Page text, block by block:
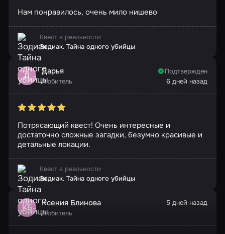
Нам понравилось, очень мило нишево
Квест в реальности
Зодиак. Тайна одного убийцы
Д Дарья
Любитель
Подтвержден
6 дней назад
Потрясающий квест! Очень интересные и
достаточно сложные загадки, безумно красивые и
детальные локации.
Квест в реальности
Зодиак. Тайна одного убийцы
КБ Ксения Блинова
Любитель
5 дней назад